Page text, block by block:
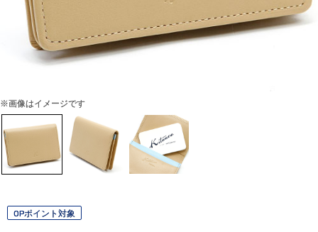
※画像はイメージです
OPポイント対象